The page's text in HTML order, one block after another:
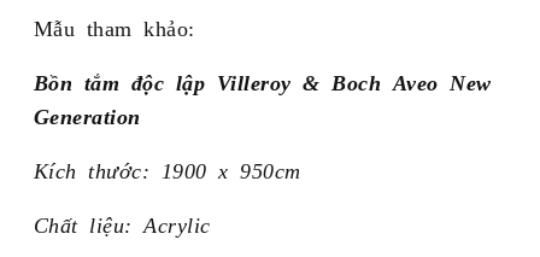
Mẫu tham khảo:
Bồn tắm độc lập Villeroy & Boch Aveo New
Generation
Kích thước: 1900 x 950cm
Chất liệu: Acrylic